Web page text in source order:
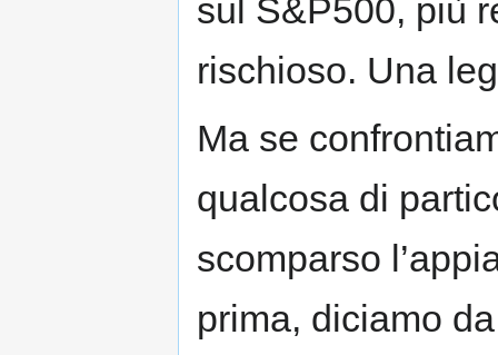
sul S&P500, più
rischioso. Una
Ma se
qualcosa di
scomparso
prima, diciamo